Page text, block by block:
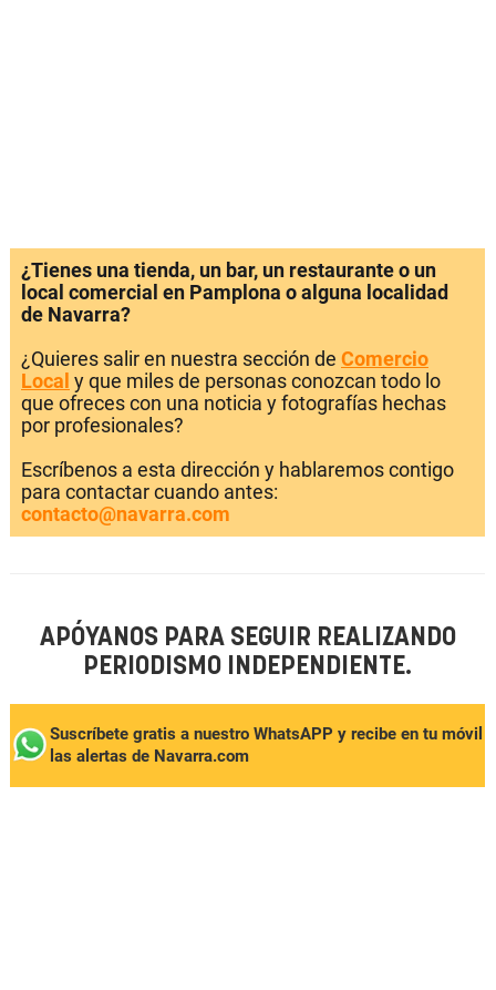
¿Tienes una tienda, un bar, un restaurante o un
local comercial en Pamplona o alguna localidad
de Navarra?
¿Quieres salir en nuestra sección de Comercio
Local y que miles de personas conozcan todo lo
que ofreces con una noticia y fotografías hechas
por profesionales?
Escríbenos a esta dirección y hablaremos contigo
para contactar cuando antes:
contacto@navarra.com
APÓYANOS PARA SEGUIR REALIZANDO
PERIODISMO INDEPENDIENTE.
Suscríbete gratis a nuestro WhatsAPP y recibe en tu móvil
las alertas de Navarra.com